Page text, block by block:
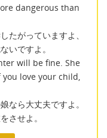
dangerous than
たがっていますよ、
いですよ。
will be fine. She
love your child,
なら大丈夫ですよ。
させよ。